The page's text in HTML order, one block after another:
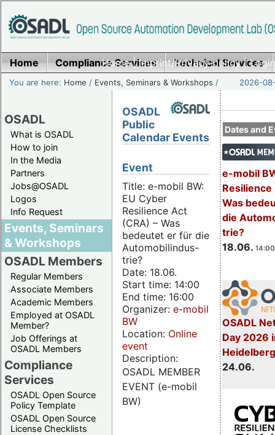
Home|Imprint/Privacy policy|
Home Compliance Services Technical Services
You are here: Home / Events, Seminars & Workshops / 2026-
OSADL
What is OSADL
How to join
In the Media
Partners
Jobs@OSADL
Logos
Info Request
Events, Seminars
& Workshops
OSADL Members
Regular Members
Associate Members
Academic Members
Employed at OSADL
Member?
Job Offerings at
OSADL Members
Compliance
Services
OSADL Open Source
Policy Template
OSADL Open Source
License Checklists
Dates and
e-mobil
Resilience
Was
die
trie?
18.06.
OSADL
Day 2026
24.06.
OSADL
Public
Calendar Events
Event
Title: e-mobil BW:
EU Cyber
Resilience Act
(CRA) – Was
bedeutet er für die
Automobilindus-
trie?
Date: 18.06.
Start time: 14:00
End time: 16:00
Organizer: e-mobil
BW
Location: Online
event
Description:
OSADL MEMBER
EVENT (e-mobil
BW)